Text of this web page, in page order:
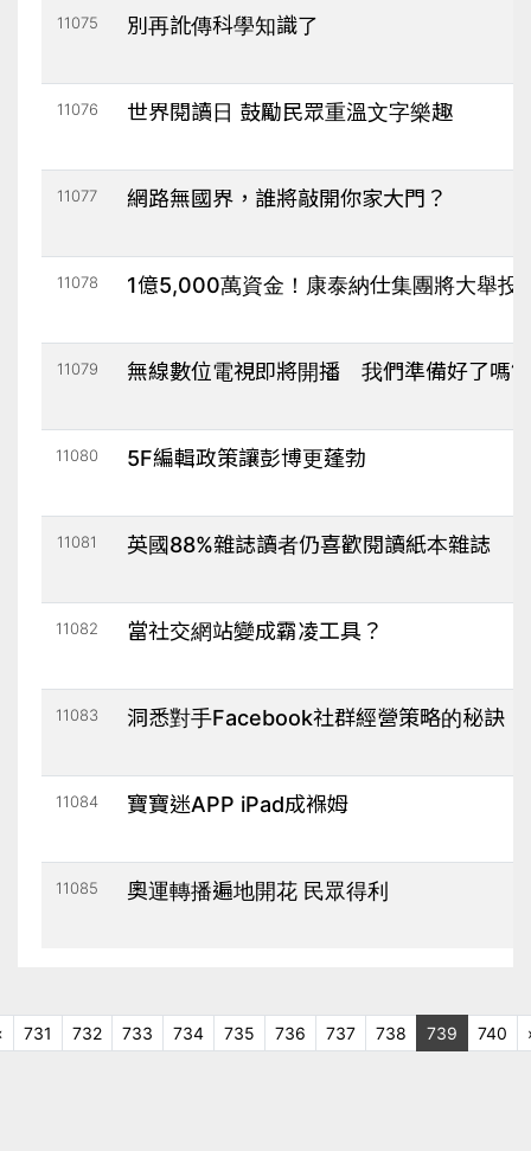
11075 別再訛傳科學知識了
11076 世界閱讀日 鼓勵民眾重溫文字樂趣
11077 網路無國界，誰將敲開你家大門？
11078 1億5,000萬資金！康泰納仕集團將大舉投
11079 無線數位電視即將開播 我們準備好了嗎?
11080 5F編輯政策讓彭博更蓬勃
11081 英國88%雜誌讀者仍喜歡閱讀紙本雜誌
11082 當社交網站變成霸凌工具？
11083 洞悉對手Facebook社群經營策略的秘訣
11084 寶寶迷APP iPad成褓姆
11085 奧運轉播遍地開花 民眾得利
上十頁
731 732 733 734 735 736 737 738 739 740